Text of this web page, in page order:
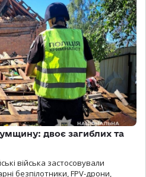
двоє загиблих та
війська застосовували
безпілотники, FPV-дрони,